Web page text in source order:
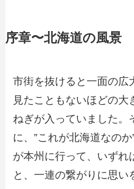
序章〜北海道の風景
市街を抜けると一面の広
見たこともないほどの大
ねぎが入っていました。
に、”これが北海道なの
が本州に行って、いずれ
と、一連の繋がりに思い